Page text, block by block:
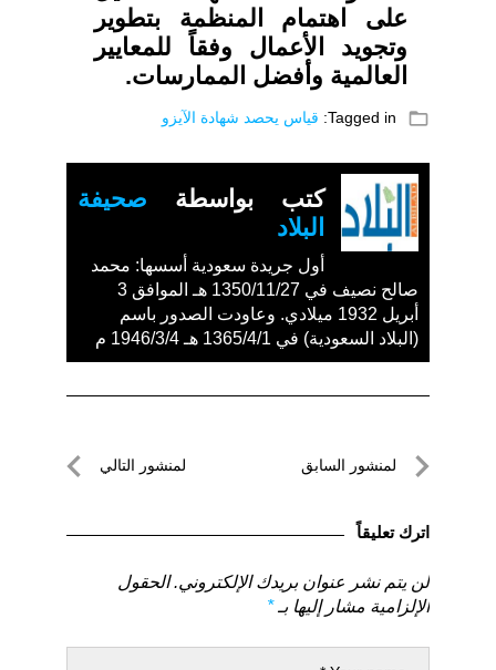
على اهتمام المنظمة بتطوير
وتجويد الأعمال وفقاً للمعايير
العالمية وأفضل الممارسات.
folder_open
Tagged in: قياس يحصد شهادة الآيزو
كتب بواسطة صحيفة
البلاد
أول جريدة سعودية أسسها: محمد
صالح نصيف في 1350/11/27 هـ الموافق 3
أبريل 1932 ميلادي. وعاودت الصدور باسم
(البلاد السعودية) في 1365/4/1 هـ 1946/3/4 م
تصفّحلمنشور السابق
السابق
لمنشور التالي
اترك تعليقاً
لن يتم نشر عنوان بريدك الإلكتروني. الحقول
الإلزامية مشار إليها بـ*